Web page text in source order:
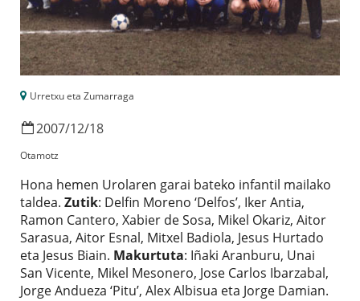
Urretxu eta Zumarraga
2007/12/18
Otamotz
Hona hemen Urolaren garai bateko infantil mailako
taldea. Zutik: Delfin Moreno ‘Delfos’, Iker Antia,
Ramon Cantero, Xabier de Sosa, Mikel Okariz, Aitor
Sarasua, Aitor Esnal, Mitxel Badiola, Jesus Hurtado
eta Jesus Biain. Makurtuta: Iñaki Aranburu, Unai
San Vicente, Mikel Mesonero, Jose Carlos Ibarzabal,
Jorge Andueza ‘Pitu’, Alex Albisua eta Jorge Damian.